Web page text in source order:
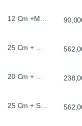
12 Cm +Màu Cổ, Có Chân , Đèn Le
25 Cm + Đế Gỗ, Bằng, , Đèn Le
20 Cm + Đế Gỗ, Bằng, , Đèn Le
25 Cm + Sơn Trắng , Đèn Le